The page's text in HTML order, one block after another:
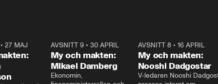
•27 MAJ AVSNITT 9• 30 APRIL
My och makten:
Mikael Damberg
Ekonomin,
AVSNITT 8• 16 APRIL
My och makten:
Nooshi Dadgostar
V-ledaren Nooshi